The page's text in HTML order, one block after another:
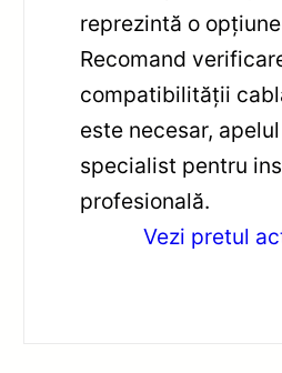
reprezintă o
Recomand
compatibilității
este necesar,
specialist pentru
profesională.
Vezi pretul